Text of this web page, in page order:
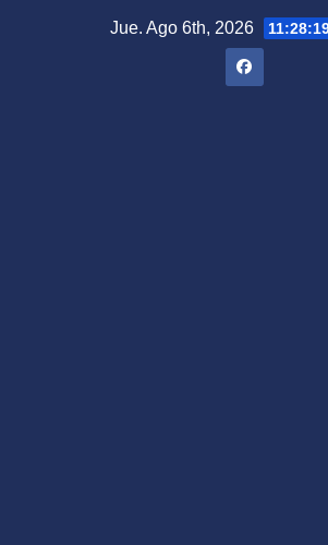
Jue. Ago 6th, 2026